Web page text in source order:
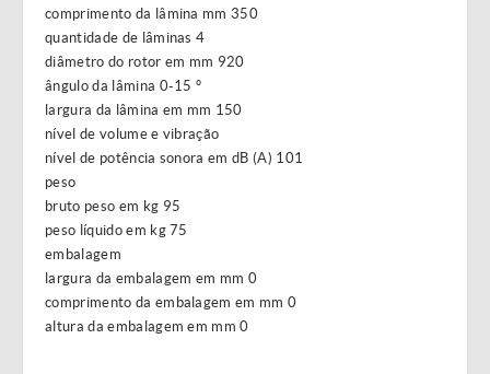
comprimento da lâmina mm 350
quantidade de lâminas 4
diâmetro do rotor em mm 920
ângulo da lâmina 0-15 °
largura da lâmina em mm 150
nível de volume e vibração
nível de potência sonora em dB (A) 101
peso
bruto peso em kg 95
peso líquido em kg 75
embalagem
largura da embalagem em mm 0
comprimento da embalagem em mm 0
altura da embalagem em mm 0